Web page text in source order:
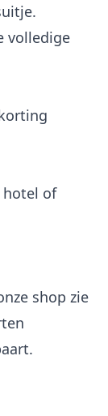
volledige
hotel of
shop zie